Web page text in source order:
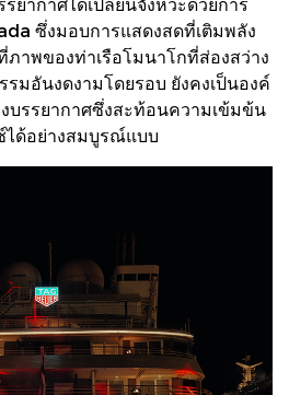
ยากาศได้เปลี่ยนจังหวะด้วยการ
ซึ่งมอบการแสดงสดที่เติมพลัง
าพของท่าเรือโมนาโกที่ส่องสว่าง
มอันงดงามโดยรอบ ยังคงเป็นองค์
บรรยากาศซึ่งสะท้อนความเข้มข้น
ได้อย่างสมบูรณ์แบบ